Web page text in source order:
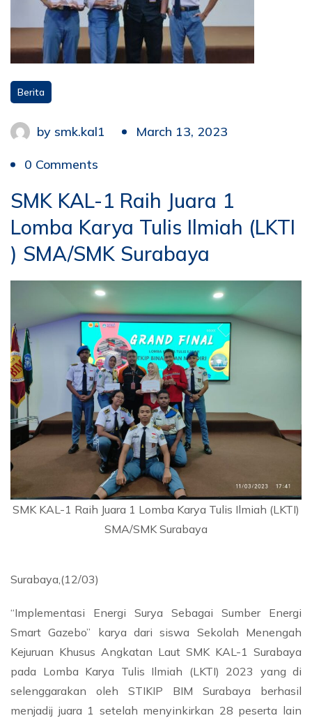
Berita
by smk.kal1 March 13, 2023
0 Comments
SMK KAL-1 Raih Juara 1
Lomba Karya Tulis Ilmiah (LKTI
) SMA/SMK Surabaya
SMK KAL-1 Raih Juara 1 Lomba Karya Tulis Ilmiah (LKTI)
SMA/SMK Surabaya
Surabaya,(12/03)
“Implementasi Energi Surya Sebagai Sumber Energi
Smart Gazebo” karya dari siswa Sekolah Menengah
Kejuruan Khusus Angkatan Laut SMK KAL-1 Surabaya
pada Lomba Karya Tulis Ilmiah (LKTI) 2023 yang di
selenggarakan oleh STIKIP BIM Surabaya berhasil
menjadij juara 1 setelah menyinkirkan 28 peserta lain